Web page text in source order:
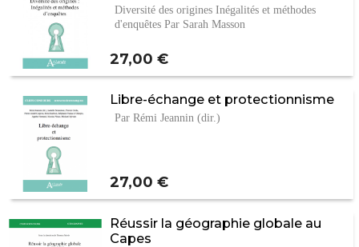
Diversité des origines Inégalités et méthodes
d'enquêtes Par Sarah Masson
Prix
27,00 €
Libre-échange et protectionnisme
Par Rémi Jeannin (dir.)
Prix
27,00 €
Réussir la géographie globale au
Capes